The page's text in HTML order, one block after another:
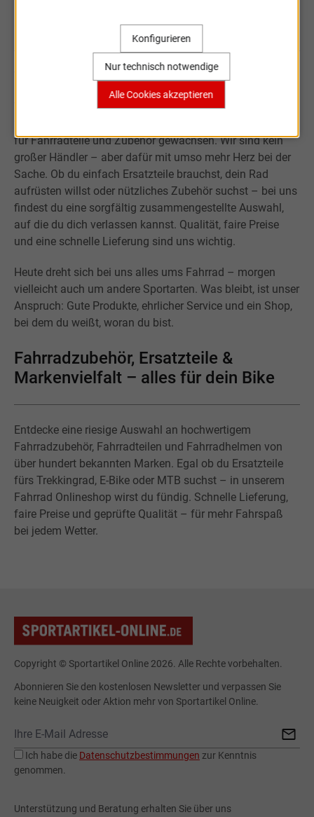
Sportartikel Online
Was mit der Leidenschaft für Sport begann, ist über fast
für Fahrradteile und Zubehör gewachsen. Wir sind kein
großer Händler – aber dafür mit umso mehr Herz bei der
Sache. Ob du einfach Ersatzteile brauchst, dein Rad
aufrüsten willst oder nützliches Zubehör suchst – bei uns
findest du eine sorgfältig zusammengestellte Auswahl,
auf die du dich verlassen kannst. Qualität, faire Preise
und eine schnelle Lieferung sind uns wichtig.
Heute dreht sich bei uns alles ums Fahrrad – morgen
vielleicht auch um andere Sportarten. Was bleibt, ist unser
Anspruch: Gute Produkte, ehrlicher Service und ein Shop,
bei dem du weißt, woran du bist.
Fahrradzubehör, Ersatzteile &
Markenvielfalt – alles für dein Bike
Entdecke eine riesige Auswahl an hochwertigem
Fahrradzubehör, Fahrradteilen und Fahrradhelmen von
über hundert bekannten Marken. Egal ob du Ersatzteile
fürs Trekkingrad, E-Bike oder MTB suchst – in unserem
Fahrrad Onlineshop wirst du fündig. Schnelle Lieferung,
faire Preise und geprüfte Qualität – für mehr Fahrspaß
bei jedem Wetter.
Copyright © Sportartikel Online 2026. Alle Rechte vorbehalten.
Abonnieren Sie den kostenlosen Newsletter und verpassen Sie
keine Neuigkeit oder Aktion mehr von Sportartikel Online.
Ich habe die Datenschutzbestimmungen zur Kenntnis
genommen.
Unterstützung und Beratung erhalten Sie über uns
Nur technisch notwendige
Konfigurieren
Alle Cookies akzeptieren